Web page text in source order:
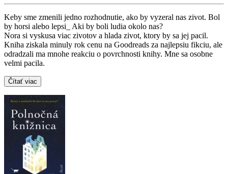
Keby sme zmenili jedno rozhodnutie, ako by vyzeral nas zivot. Bol
by horsi alebo lepsi_ Aki by boli ludia okolo nas?
Nora si vyskusa viac zivotov a hlada zivot, ktory by sa jej pacil.
Kniha ziskala minuly rok cenu na Goodreads za najlepsiu fikciu, ale
odradzali ma mnohe reakciu o povrchnosti knihy. Mne sa osobne
velmi pacila.
Čítať viac